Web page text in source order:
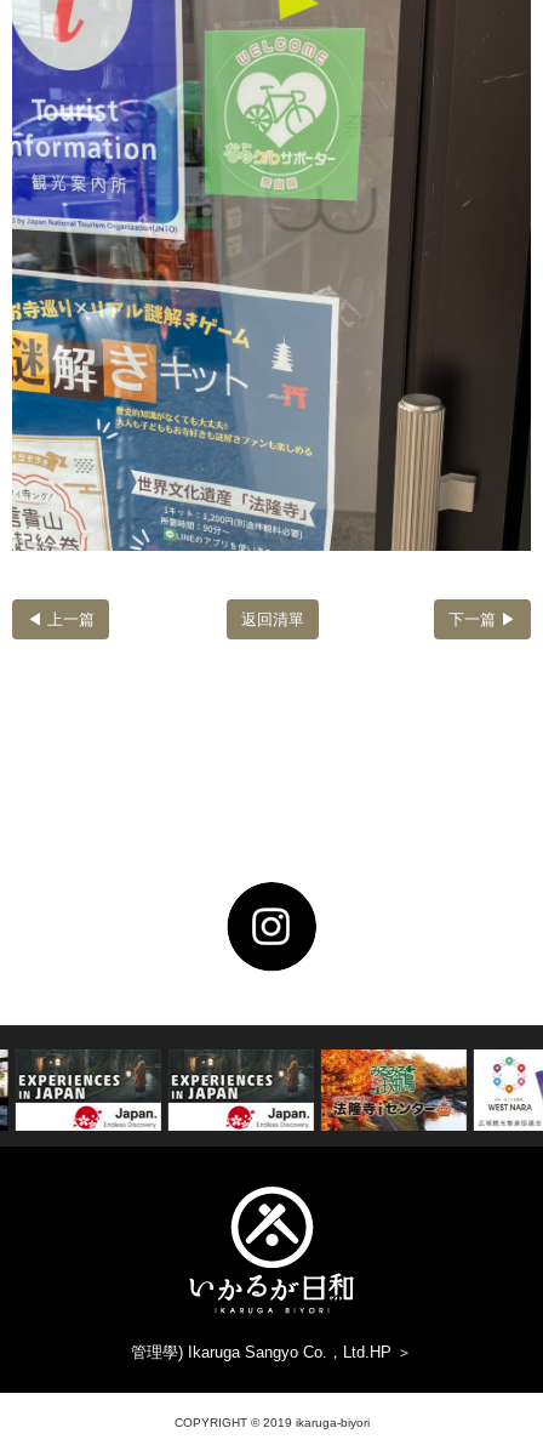
◀ 上一篇 返回清單 下一篇 ▶
管理學) Ikaruga Sangyo Co.，Ltd.HP ＞
COPYRIGHT © 2019 ikaruga-biyori